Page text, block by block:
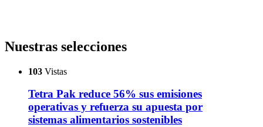
Nuestras selecciones
103 Vistas
Tetra Pak reduce 56% sus emisiones
operativas y refuerza su apuesta por
sistemas alimentarios sostenibles